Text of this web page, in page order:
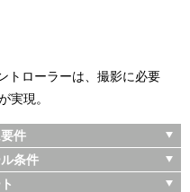
トローラーは、撮影に必要
実現。
件
条件